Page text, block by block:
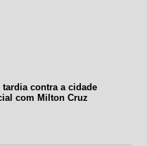
contra a cidade
com Milton Cruz